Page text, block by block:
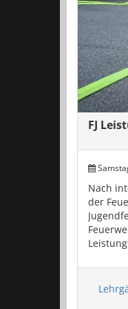
FJ
Nach
der